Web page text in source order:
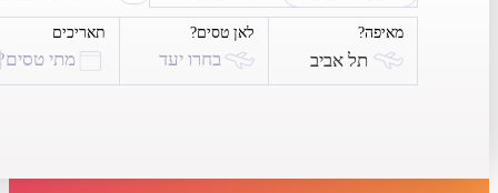
השכרת
רכב
מאיפה?
תל אביב
לאן טסים?
בחרו יעד
תאריכים
מתי